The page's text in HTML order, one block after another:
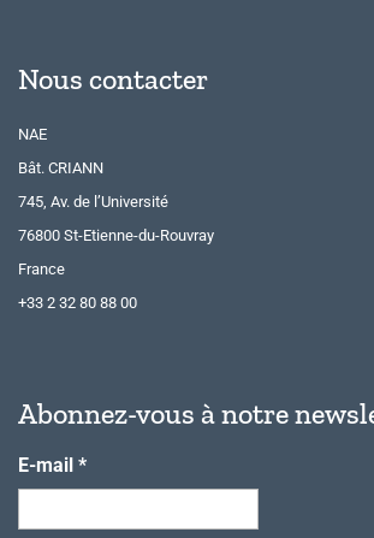
Nous contacter
NAE
Bât. CRIANN
745, Av. de l’Université
76800 St-Etienne-du-Rouvray
France
+33 2 32 80 88 00
Abonnez-vous à notre
E-mail *